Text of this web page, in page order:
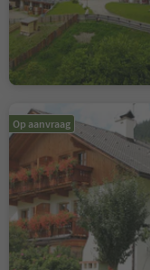
Op aanvraag